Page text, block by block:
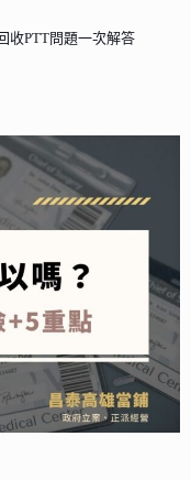
收PTT問題一次解答